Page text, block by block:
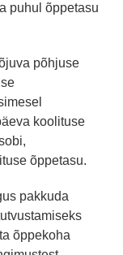
puhul õppetasu
põhjuse
koolituse
õppetasu.
pakkuda
õppekoha